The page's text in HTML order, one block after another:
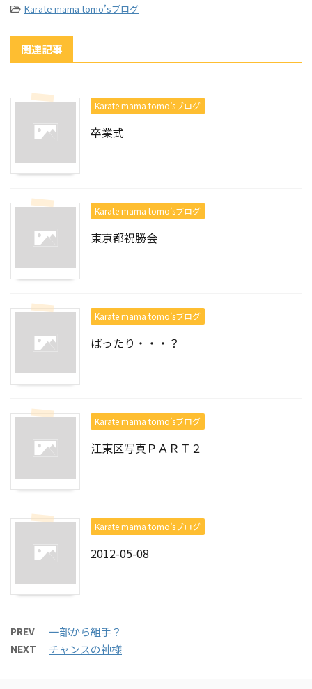
-Karate mama tomo’sブログ
関連記事
Karate mama tomo’sブログ
卒業式
Karate mama tomo’sブログ
東京都祝勝会
Karate mama tomo’sブログ
ばったり・・・？
Karate mama tomo’sブログ
江東区写真ＰＡＲＴ２
Karate mama tomo’sブログ
2012-05-08
PREV 一部から組手？
NEXT チャンスの神様